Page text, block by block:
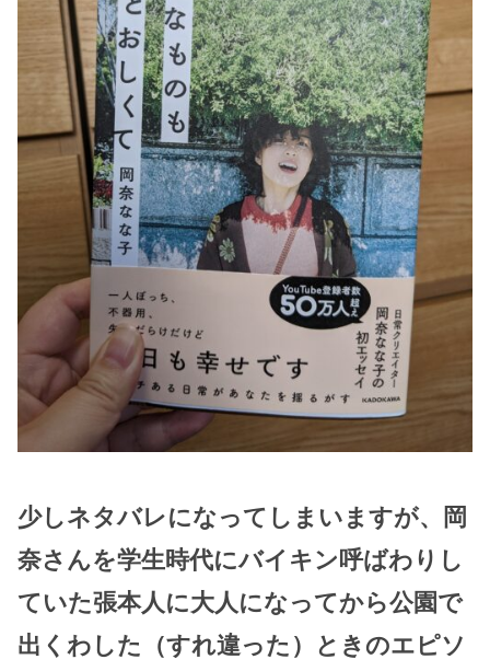
少しネタバレになってしまいますが、岡
奈さんを学生時代にバイキン呼ばわり し
ていた張本人に大人になってから公園で
出くわした（すれ違った）ときのエピソ